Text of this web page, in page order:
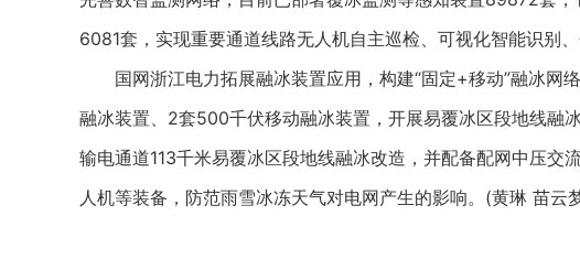
6081套，实现重要通道线路无人机自主巡检、可视化智能识别、
国网浙江电力拓展融冰装置应用，构建“固定+移动”融冰网
融冰装置、2套500千伏移动融冰装置，开展易覆冰区段地线融
输电通道113千米易覆冰区段地线融冰改造，并配备配网中压交
人机等装备，防范雨雪冰冻天气对电网产生的影响。(黄琳 苗云